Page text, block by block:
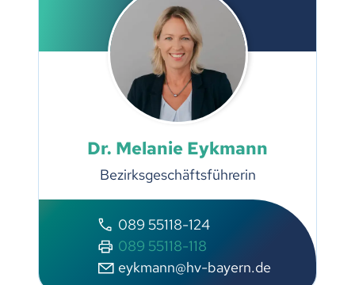
Dr. Melanie Eykmann
Bezirksgeschäftsführerin
089 55118-124
089 55118-118
eykmann@hv-bayern.de